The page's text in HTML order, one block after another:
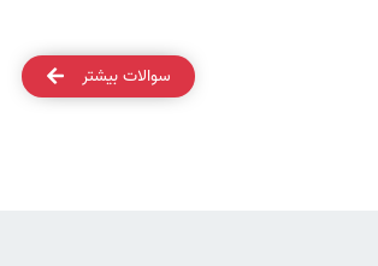
سوالات بیشتر